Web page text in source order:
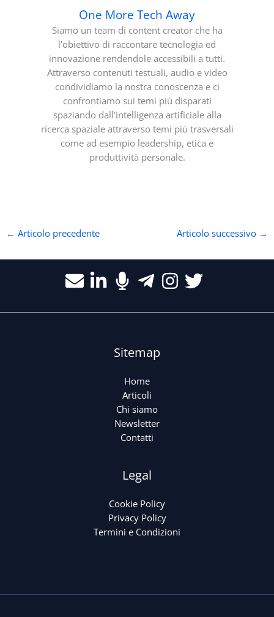
One More Tech Away
Siamo un team di content creator che ha
l’obiettivo di raccontare tecnologia ed
innovazione rendendole accessibili a tutti.
Attraverso contenuti testuali, audio e video
condividiamo la nostra conoscenza e ci
confrontiamo sui temi più disparati
spaziando dall’intelligenza artificiale alla
ricerca spaziale attraverso temi più trasversali
come ad esempio leadership, etica e
produttività personale.
← Articolo precedente Articolo successivo →
Sitemap
Home
Articoli
Chi siamo
Newsletter
Contatti
Legal
Cookie Policy
Privacy Policy
Termini e Condizioni